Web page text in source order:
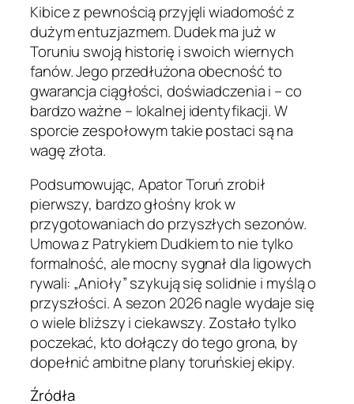
Kibice z pewnością przyjęli wiadomość z
dużym entuzjazmem. Dudek ma już w
Toruniu swoją historię i swoich wiernych
fanów. Jego przedłużona obecność to
gwarancja ciągłości, doświadczenia i – co
bardzo ważne – lokalnej identyfikacji. W
sporcie zespołowym takie postaci są na
wagę złota.
Podsumowując, Apator Toruń zrobił
pierwszy, bardzo głośny krok w
przygotowaniach do przyszłych sezonów.
Umowa z Patrykiem Dudkiem to nie tylko
formalność, ale mocny sygnał dla ligowych
rywali: „Anioły” szykują się solidnie i myślą o
przyszłości. A sezon 2026 nagle wydaje się
o wiele bliższy i ciekawszy. Zostało tylko
poczekać, kto dołączy do tego grona, by
dopełnić ambitne plany toruńskiej ekipy.
Źródła